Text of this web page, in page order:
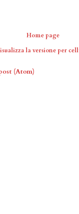
Home page
la versione per
(Atom)